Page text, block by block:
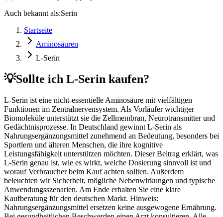
Auch bekannt als:Serin
Startseite
Aminosäuren
L-Serin
💡Sollte ich L-Serin kaufen?
L-Serin ist eine nicht-essentielle Aminosäure mit vielfältigen
Funktionen im Zentralnervensystem. Als Vorläufer wichtiger
Biomoleküle unterstützt sie die Zellmembran, Neurotransmitter und
Gedächtnisprozesse. In Deutschland gewinnt L-Serin als
Nahrungsergänzungsmittel zunehmend an Bedeutung, besonders bei
Sportlern und älteren Menschen, die ihre kognitive
Leistungsfähigkeit unterstützen möchten. Dieser Beitrag erklärt, was
L-Serin genau ist, wie es wirkt, welche Dosierung sinnvoll ist und
worauf Verbraucher beim Kauf achten sollten. Außerdem
beleuchten wir Sicherheit, mögliche Nebenwirkungen und typische
Anwendungsszenarien. Am Ende erhalten Sie eine klare
Kaufberatung für den deutschen Markt. Hinweis:
Nahrungsergänzungsmittel ersetzen keine ausgewogene Ernährung.